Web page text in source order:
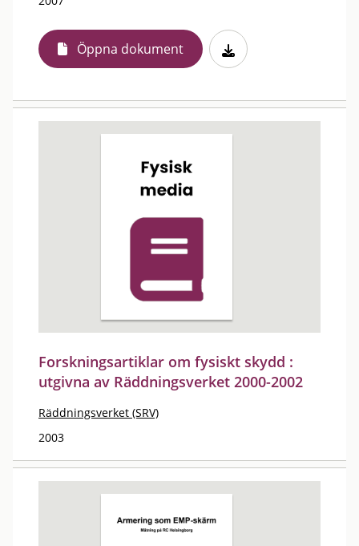
Öppna dokument
Forskningsartiklar om fysiskt skydd :
utgivna av Räddningsverket 2000-2002
Räddningsverket (SRV)
2003